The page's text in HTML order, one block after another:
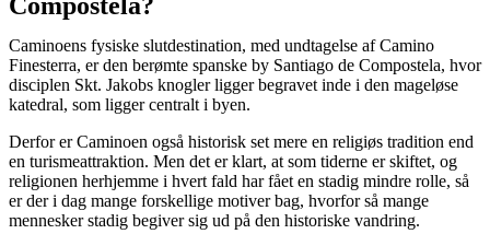
Caminoens fysiske slutdestination, med undtagelse af Camino
Finesterra, er den berømte spanske by Santiago de Compostela, hvor
disciplen Skt. Jakobs knogler ligger begravet inde i den mageløse
katedral, som ligger centralt i byen.
Derfor er Caminoen også historisk set mere en religiøs tradition end
en turismeattraktion. Men det er klart, at som tiderne er skiftet, og
religionen herhjemme i hvert fald har fået en stadig mindre rolle, så
er der i dag mange forskellige motiver bag, hvorfor så mange
mennesker stadig begiver sig ud på den historiske vandring.